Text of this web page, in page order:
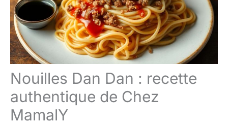
Nouilles Dan Dan : recette
authentique de Chez
MamalY